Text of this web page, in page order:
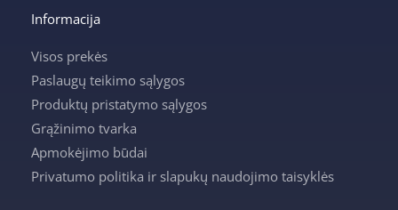
Informacija
Visos prekės
Paslaugų teikimo sąlygos
Produktų pristatymo sąlygos
Grąžinimo tvarka
Apmokėjimo būdai
Privatumo politika ir slapukų naudojimo taisyklės